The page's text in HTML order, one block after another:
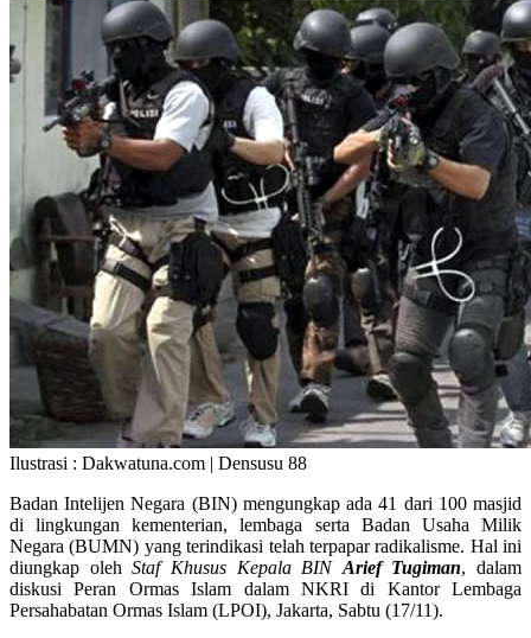
Ilustrasi : Dakwatuna.com | Densusu 88
Badan Intelijen Negara (BIN) mengungkap ada 41 dari 100 masjid
di lingkungan kementerian, lembaga serta Badan Usaha Milik
Negara (BUMN) yang terindikasi telah terpapar radikalisme. Hal ini
diungkap olehStaf Khusus Kepala BIN Arief Tugiman, dalam
diskusi Peran Ormas Islam dalam NKRI di Kantor Lembaga
Persahabatan Ormas Islam (LPOI), Jakarta, Sabtu (17/11).